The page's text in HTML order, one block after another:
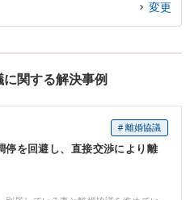
変更
関する解決事例
# 離婚協議
停を回避し、直接交渉により離